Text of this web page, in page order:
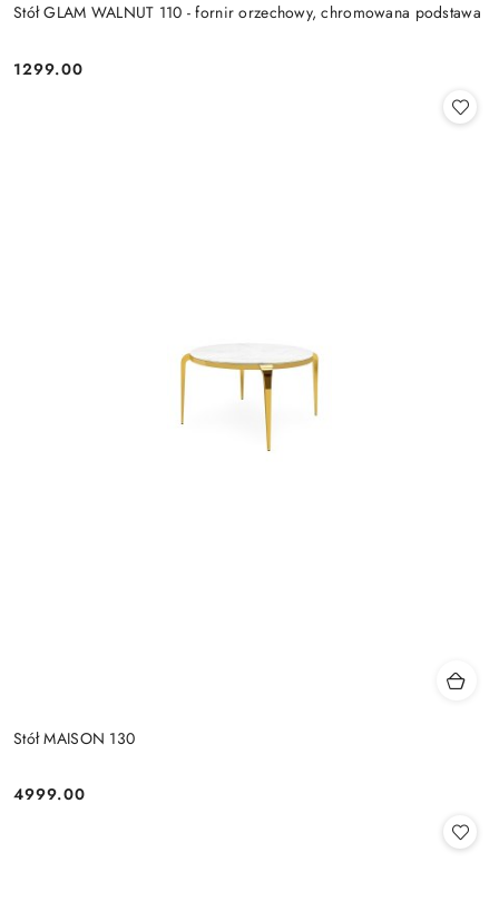
Stół GLAM WALNUT 110 - fornir orzechowy, chromowana podstawa
Cena:
1299.00
Stół MAISON 130
Cena:
4999.00